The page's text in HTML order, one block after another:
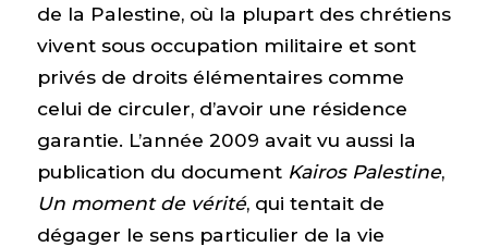
de la Palestine, où la plupart des chrétiens
vivent sous occupation militaire et sont
privés de droits élémentaires comme
celui de circuler, d’avoir une résidence
garantie. L’année 2009 avait vu aussi la
publication du document Kairos Palestine,
Un moment de vérité, qui tentait de
dégager le sens particulier de la vie